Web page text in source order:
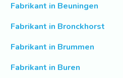
Fabrikant in Beuningen
Fabrikant in Bronckhorst
Fabrikant in Brummen
Fabrikant in Buren